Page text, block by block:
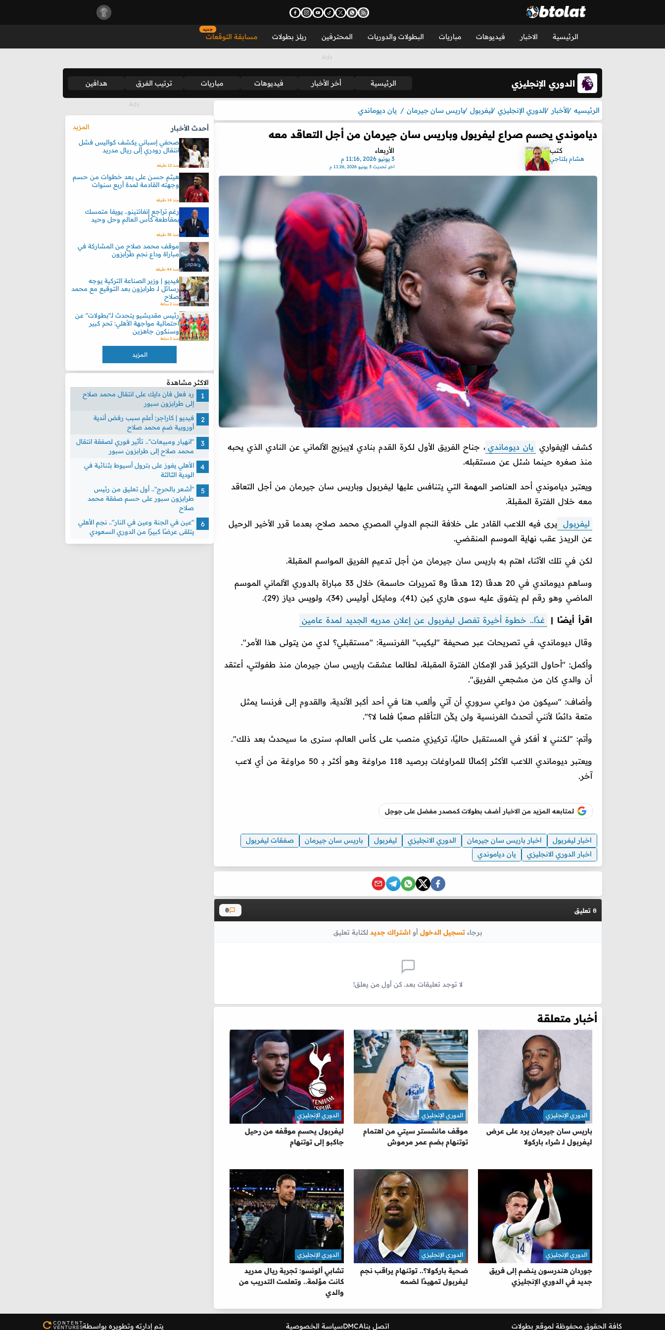
الرئيسية الاخبار فيديوهات مباريات البطولات والدوريات المحترفين ريلز بطولات مسابقة التوقعات
جديد
الدوري الإنجليزي الرئيسية أخر الأخبار فيديوهات مباريات ترتيب الفرق هدافين
الرئيسيه الأخبار الدوري الإنجليزي ليفربول باريس سان جيرمان يان ديوماندي
دياموندي يحسم صراع ليفربول وباريس سان جيرمان من أجل التعاقد معه
كتب
هشام بلتاجي
الأربعاء
3 يونيو 2026 ,11:16 م
اخر تحديث 3 يونيو 2026 ,11:26 م
كشف الإيفواري يان ديوماندي ، جناح الفريق الأول لكرة القدم بنادي لايبزيج الألماني عن النادي الذي يحبه
منذ صغره حينما سُئل عن مستقبله.
ويعتبر دياموندي أحد العناصر المهمة التي يتنافس عليها ليفربول وباريس سان جيرمان من أجل التعاقد
معه خلال الفترة المقبلة.
ليفربول يرى فيه اللاعب القادر على خلافة النجم الدولي المصري محمد صلاح، بعدما قرر الأخير الرحيل
عن الريدز عقب نهاية الموسم المنقضي.
لكن في تلك الأثناء اهتم به باريس سان جيرمان من أجل تدعيم الفريق المواسم المقبلة.
وساهم ديوماندي في 20 هدفًا (12 هدفًا و8 تمريرات حاسمة) خلال 33 مباراة بالدوري الألماني الموسم
الماضي وهو رقم لم يتفوق عليه سوى هاري كين (41)، ومايكل أوليس (34)، ولويس دياز (29).
اقرأ أيضًا | غدًا.. خطوة أخيرة تفصل ليفربول عن إعلان مدربه الجديد لمدة عامين
وقال ديوماندي، في تصريحات عبر صحيفة "ليكيب" الفرنسية: "مستقبلي؟ لدي من يتولى هذا الأمر".
وأكمل: "أحاول التركيز قدر الإمكان الفترة المقبلة، لطالما عشقت باريس سان جيرمان منذ طفولتي، أعتقد
أن والدي كان من مشجعي الفريق".
وأضاف: "سيكون من دواعي سروري أن آتي وألعب هنا في أحد أكبر الأندية، والقدوم إلى فرنسا يمثل
متعة دائمًا لأنني أتحدث الفرنسية ولن يكُن التأقلم صعبًا فلما لا؟".
وأتم: "لكنني لا أفكر في المستقبل حاليًا، تركيزي منصب على كأس العالم، سنرى ما سيحدث بعد ذلك".
ويعتبر ديوماندي اللاعب الأكثر إكمالًا للمراوغات برصيد 118 مراوغة وهو أكثر بـ 50 مراوغة من أي لاعب
آخر.
لمتابعه المزيد من الاخبار أضف بطولات كمصدر مفضل على جوجل
اخبار ليفربول اخبار باريس سان جيرمان الدوري الانجليزي ليفربول باريس سان جيرمان
صفقات ليفربول
اخبار الدوري الانجليزي
يان دياموندي
0 تعليق 0
برجاء تسجيل الدخول أو اشتراك جديد لكتابة تعليق
لا توجد تعليقات بعد. كن أول من يعلق!
أخبار متعلقة
باريس سان جيرمان يرد على عرض
ليفربول لـ شراء باركولا
الدوري الإنجليزي
موقف مانشستر سيتي من اهتمام
توتنهام بضم عمر مرموش
الدوري الإنجليزي
ليفربول يحسم موقفه من رحيل
جاكبو إلى توتنهام
الدوري الإنجليزي
جوردان هندرسون ينضم إلى فريق
جديد في الدوري الإنجليزي
الدوري الإنجليزي
ضحية باركولا؟.. توتنهام يراقب نجم
ليفربول تمهيدًا لضمه
الدوري الإنجليزي
تشابي ألونسو: تجربة ريال مدريد
كانت مؤلمة.. وتعلمت التدريب من
والدي
الدوري الإنجليزي
أحدث الأخبار
المزيد
صحفي إسباني يكشف كواليس فشل
انتقال رودري إلى ريال مدريد
منذ 12 دقيقه
هيثم حسن على بعد خطوات من حسم
وجهته القادمة لمدة أربع سنوات
منذ 14 دقيقه
رغم تراجع إنفانتينو.. يويفا متمسك
بمقاطعة كأس العالم وحل وحيد
منذ 38 دقيقه
موقف محمد صلاح من المشاركة في
مباراة وداع نجم طرابزون
منذ 44 دقيقه
فيديو | وزير الصناعة التركية يوجه
رسائل لـ طرابزون بعد التوقيع مع محمد
صلاح
منذ 2 ساعة
رئيس مقديشيو يتحدث لـ"بطولات" عن
احتمالية مواجهة الأهلي: تحدٍ كبير
وسنكون جاهزين
منذ 2 ساعة
المزيد
الاكثر مشاهدة
رد فعل فان دايك على انتقال محمد صلاح
إلى طرابزون سبور
فيديو | كاراجر: أعلم سبب رفض أندية
أوروبية ضم محمد صلاح
"انهيار ومبيعات".. تأثير فوري لصفقة انتقال
محمد صلاح إلى طرابزون سبور
الأهلي يفوز على بترول أسيوط بثنائية في
الودية الثالثة
"أشعر بالحرج".. أول تعليق من رئيس
طرابزون سبور على حسم صفقة محمد
صلاح
"عين في الجنة وعين في النار".. نجم الأهلي
يتلقى عرضًا كبيرًا من الدوري السعودي
كافة الحقوق محفوظة لموقع بطولات اتصل بناDMCAسياسة الخصوصية يتم إدارته وتطويره بواسطة